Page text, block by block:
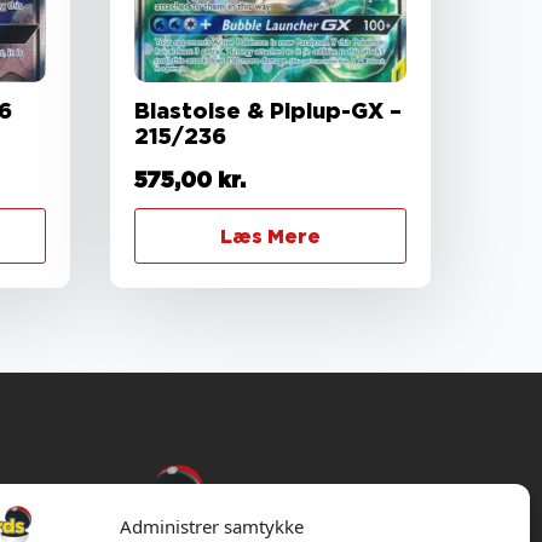
Administrer samtykke
Blastoise & Piplup-GX –
215/236
575,00 kr.
Læs Mere